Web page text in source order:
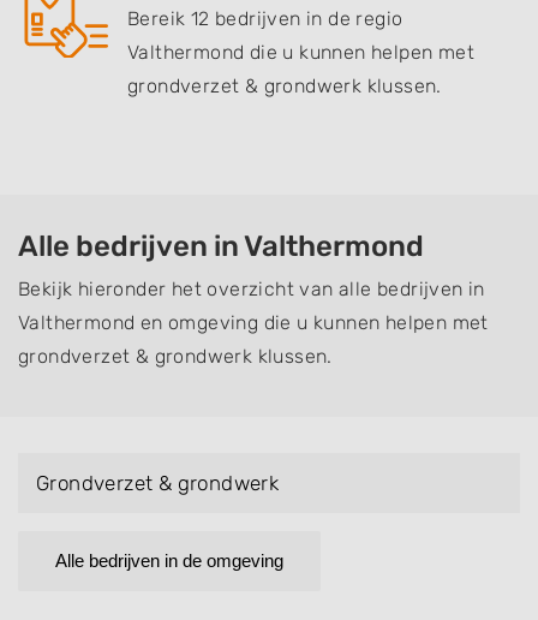
Bereik 12 bedrijven in de regio
Valthermond die u kunnen helpen met
grondverzet & grondwerk klussen.
Alle bedrijven in Valthermond
Bekijk hieronder het overzicht van alle bedrijven in
Valthermond en omgeving die u kunnen helpen met
grondverzet & grondwerk klussen.
Grondverzet & grondwerk
Alle bedrijven in de omgeving